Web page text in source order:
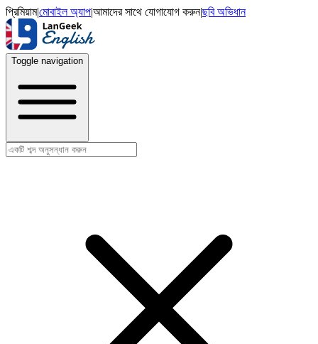
প্রিমিয়াম|মোবাইল অ্যাপ|আমাদের সাথে যোগাযোগ করুন|ছবি অভিধান
Toggle navigation